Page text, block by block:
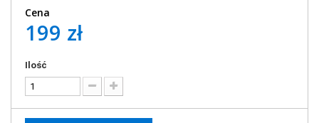
Cena
199 zł
Ilość